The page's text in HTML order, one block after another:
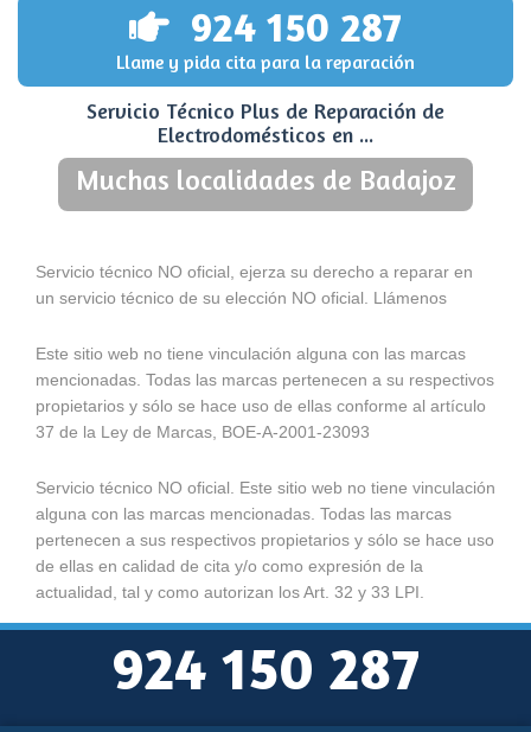
924 150 287
Llame y pida cita para la reparación
Servicio Técnico Plus de Reparación de
Electrodomésticos en ...
Muchas localidades de Badajoz
Servicio técnico NO oficial, ejerza su derecho a reparar en
un servicio técnico de su elección NO oficial. Llámenos
Este sitio web no tiene vinculación alguna con las marcas
mencionadas. Todas las marcas pertenecen a su respectivos
propietarios y sólo se hace uso de ellas conforme al artículo
37 de la Ley de Marcas, BOE-A-2001-23093
Servicio técnico NO oficial. Este sitio web no tiene vinculación
alguna con las marcas mencionadas. Todas las marcas
pertenecen a sus respectivos propietarios y sólo se hace uso
de ellas en calidad de cita y/o como expresión de la
actualidad, tal y como autorizan los Art. 32 y 33 LPI.
924 150 287